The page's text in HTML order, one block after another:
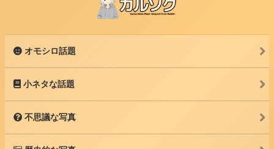
オモシロ話題
小ネタな話題
不思議な写真